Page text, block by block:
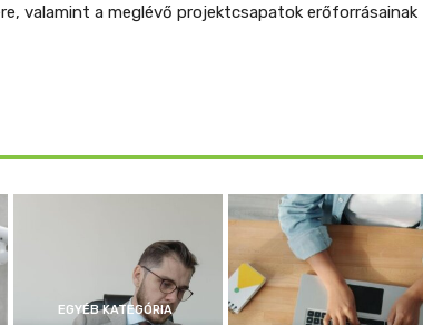
valamint a meglévő projektcsapatok erőforrásainak
EGYÉB KATEGÓRIA